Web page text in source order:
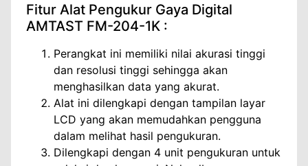
Fitur Alat Pengukur Gaya Digital
AMTAST FM-204-1K :
Perangkat ini memiliki nilai akurasi tinggi
dan resolusi tinggi sehingga akan
menghasilkan data yang akurat.
Alat ini dilengkapi dengan tampilan layar
LCD yang akan memudahkan pengguna
dalam melihat hasil pengukuran.
Dilengkapi dengan 4 unit pengukuran untuk